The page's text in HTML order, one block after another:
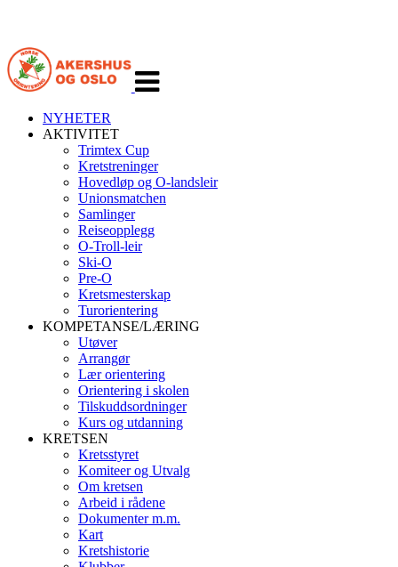
navigasjon
NYHETER
AKTIVITET
Trimtex Cup
Kretstreninger
Hovedløp og O-landsleir
Unionsmatchen
Samlinger
Reiseopplegg
O-Troll-leir
Ski-O
Pre-O
Kretsmesterskap
Turorientering
KOMPETANSE/LÆRING
Utøver
Arrangør
Lær orientering
Orientering i skolen
Tilskuddsordninger
Kurs og utdanning
KRETSEN
Kretsstyret
Komiteer og Utvalg
Om kretsen
Arbeid i rådene
Dokumenter m.m.
Kart
Kretshistorie